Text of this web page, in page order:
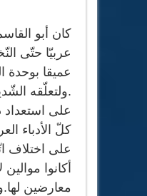
كان أبو
عربيّا حتّى
عميقا بوحدة
.ولتعلّقه
على استعداد
كلّ الأدباء
على اختلاف
أكانوا
معارضين